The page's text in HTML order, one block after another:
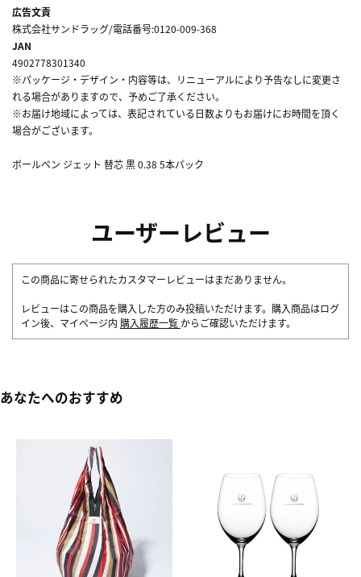
広告文責
株式会社サンドラッグ/電話番号:0120-009-368
JAN
4902778301340
※パッケージ・デザイン・内容等は、リニューアルにより予告なしに変更さ
れる場合がありますので、予めご了承ください。
※お届け地域によっては、表記されている日数よりもお届けにお時間を頂く
場合がございます。
ボールペン ジェット 替芯 黒 0.38 5本パック
ユーザーレビュー
この商品に寄せられたカスタマーレビューはまだありません。
レビューはこの商品を購入した方のみ投稿いただけます。購入商品はログ
イン後、マイページ内 購入履歴一覧 からご確認いただけます。
あなたへのおすすめ